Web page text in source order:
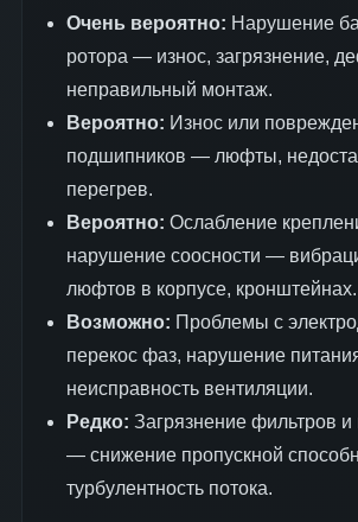
Очень вероятно: Нарушение
ротора — износ, загрязнение,
неправильный монтаж.
Вероятно: Износ или
подшипников — люфты,
перегрев.
Вероятно: Ослабление
нарушение соосности —
люфтов в корпусе, кронштейнах.
Возможно: Проблемы с
перекос фаз, нарушение
неисправность вентиляции.
Редко: Загрязнение фильтров и
— снижение пропускной
турбулентность потока.